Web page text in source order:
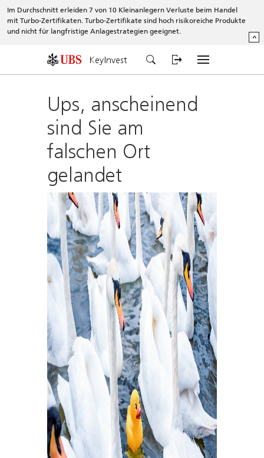
Im Durchschnitt erleiden 7 von 10 Kleinanlegern Verluste beim Handel
mit Turbo-Zertifikaten. Turbo-Zertifikate sind hoch risikoreiche Produkte
und nicht für langfristige Anlagestrategien geeignet.
^
KeyInvest
Ups, anscheinend
sind Sie am
falschen Ort
gelandet